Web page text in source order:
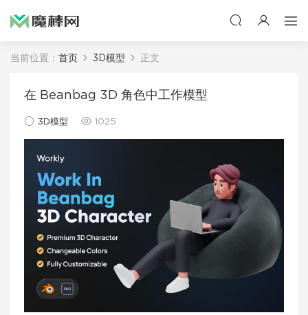
当前位置： 首页 3D模型 正文
在 Beanbag 3D 角色中工作模型
3D模型 1025